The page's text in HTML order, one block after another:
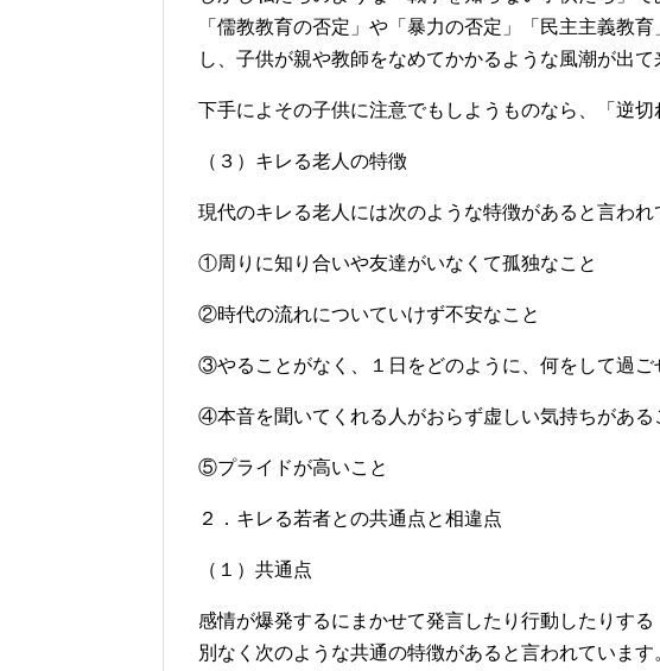
「儒教教育の否定」や「暴力の否定」「民主主義教
し、子供が親や教師をなめてかかるような風潮が出て
下手によその子供に注意でもしようものなら、「逆切
（３）キレる老人の特徴
現代のキレる老人には次のような特徴があると言われ
①周りに知り合いや友達がいなくて孤独なこと
②時代の流れについていけず不安なこと
③やることがなく、１日をどのように、何をして過ご
④本音を聞いてくれる人がおらず虚しい気持ちがある
⑤プライドが高いこと
２．キレる若者との共通点と相違点
（１）共通点
感情が爆発するにまかせて発言したり行動したりす
別なく次のような共通の特徴があると言われています